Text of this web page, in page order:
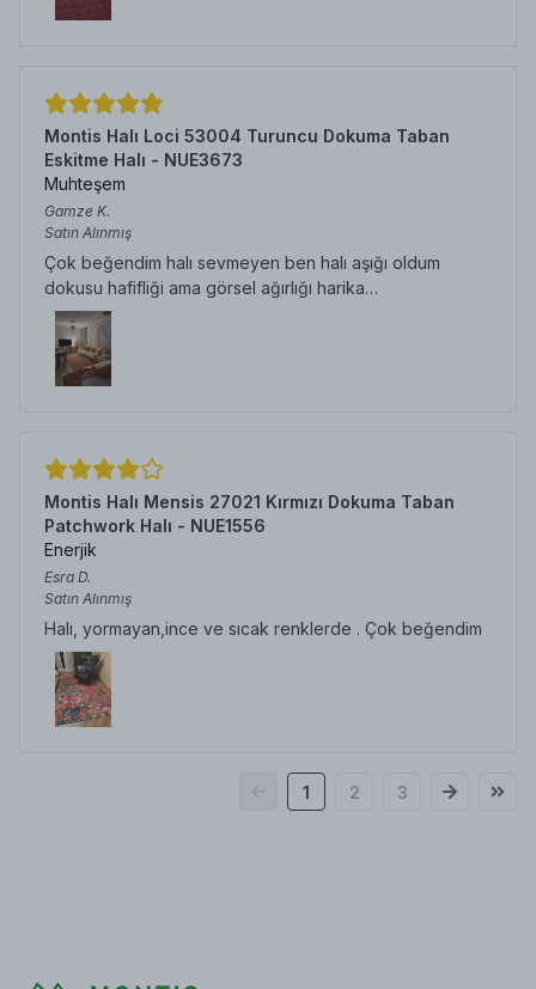
Montis Halı Loci 53004 Turuncu Dokuma Taban
Eskitme Halı - NUE3673
Muhteşem
Gamze K.
Satın Alınmış
Çok beğendim halı sevmeyen ben halı aşığı oldum
dokusu hafifliği ama görsel ağırlığı harika…
Montis Halı Mensis 27021 Kırmızı Dokuma Taban
Patchwork Halı - NUE1556
Enerjik
Esra D.
Satın Alınmış
Halı, yormayan,ince ve sıcak renklerde . Çok beğendim
1 2 3